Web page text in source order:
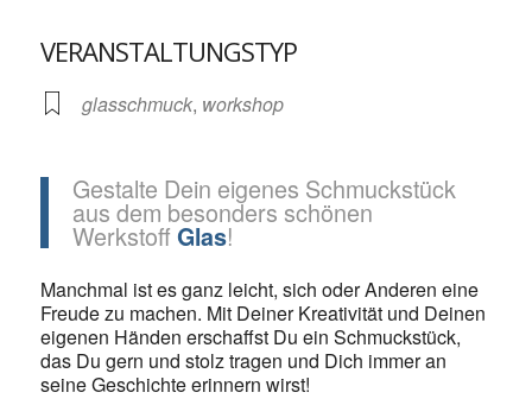
VERANSTALTUNGSTYP
glasschmuck, workshop
Gestalte Dein eigenes Schmuckstück
aus dem besonders schönen
Werkstoff Glas!
Manchmal ist es ganz leicht, sich oder Anderen eine
Freude zu machen. Mit Deiner Kreativität und Deinen
eigenen Händen erschaffst Du ein Schmuckstück,
das Du gern und stolz tragen und Dich immer an
seine Geschichte erinnern wirst!